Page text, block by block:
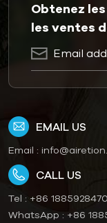
Obtenez
les ventes
EMAIL US
Email :
CALL US
Tel : +86
WhatsApp : +86